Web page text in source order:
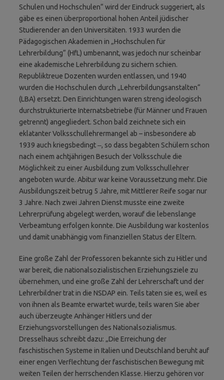
Schulen und Hochschulen“ wird der Eindruck suggeriert, als
gäbe es einen über­proportional hohen Anteil jüdischer
Studierender an den Universitäten. 1933 wurden die
Pädagogischen Akademien in „Hochschulen für
Lehrerbildung“ (HfL) umbenannt, was jedoch nur scheinbar
eine akademische Lehrerbildung zu sichern schien.
Republiktreue Dozenten wurden entlassen, und 1940
wurden die Hochschulen durch „Lehrerbildungsanstalten“
(LBA) ersetzt. Den Einrichtungen waren streng ideologisch
durch­strukturierte Internatsbetriebe (für Männer und Frauen
getrennt) angegliedert. Schon bald zeichnete sich ein
eklatanter Volksschullehrermangel ab – insbesondere ab
1939 auch kriegsbedingt ‒, so dass begabten Schülern schon
nach einem achtjährigen Besuch der Volksschule die
Möglichkeit zu einer Ausbildung zum Volksschullehrer
angeboten wurde. Abitur war keine Voraussetzung mehr. Die
Ausbildungszeit betrug 5 Jahre, mit Mittlerer Reife sogar nur
3 Jahre. Nach zwei Jahren Dienst musste eine zweite
Lehrerprüfung abgelegt werden, worauf die lebenslange
Verbeamtung erfolgen konnte. Die Ausbildung war kostenlos
und damit unabhängig vom finanziellen Status der Eltern.
Eine große Zahl der Professoren bekannte sich zu Hitler und
war bereit, die nationalsozialistischen Erziehungsziele zu
übernehmen, und eine große Zahl der Lehrerschaft und der
Lehrerbildner trat in die NSDAP ein. Teils taten sie es, weil es
von ihnen als Beamte erwartet wurde, teils waren Sie aber
auch überzeugte Anhänger Hitlers und der
Erziehungsvorstellungen des Nationalsozialismus.
Dresselhaus schreibt dazu: „Die Erreichung der
faschistischen Systeme in Italien und Deutschland beruht auf
einer engen Verflechtung der faschistischen Bewegung mit
weiten Teilen der herrschenden Klasse. Hierzu gehören vor